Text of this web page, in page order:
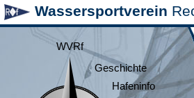
Wassersportverein
WVRf
Geschichte
Hafeninfo